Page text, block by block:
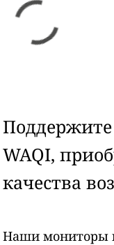
WAQI,
качества
Наши мониторы